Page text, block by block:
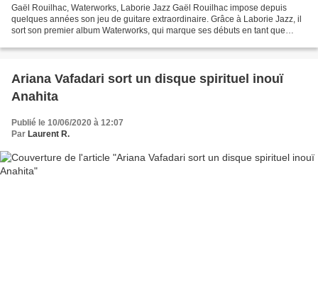
Gaël Rouilhac, Waterworks, Laborie Jazz Gaël Rouilhac impose depuis
quelques années son jeu de guitare extraordinaire. Grâce à Laborie Jazz, il
sort son premier album Waterworks, qui marque ses débuts en tant que
Ariana Vafadari sort un disque spirituel inouï
Anahita
Publié le 10/06/2020 à 12:07
Par Laurent R.